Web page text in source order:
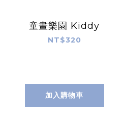
童畫樂園 Kiddy
NT$320
加入購物車